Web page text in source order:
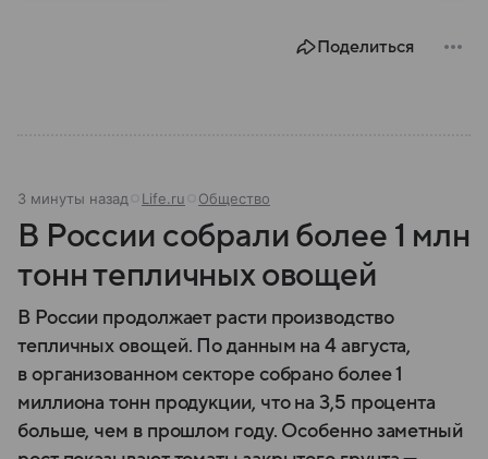
Разбираемся, как устроена Госдума, какие
Поделиться
3 минуты назад Life.ru Общество
В России собрали более 1 млн
тонн тепличных овощей
В России продолжает расти производство
тепличных овощей. По данным на 4 августа,
в организованном секторе собрано более 1
миллиона тонн продукции, что на 3,5 процента
больше, чем в прошлом году. Особенно заметный